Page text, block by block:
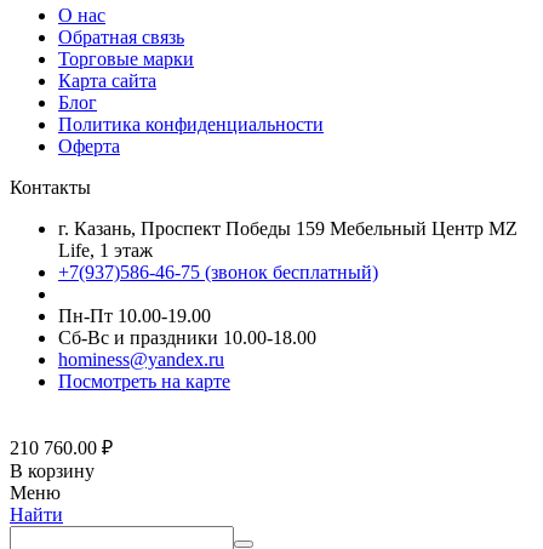
О нас
Обратная связь
Торговые марки
Карта сайта
Блог
Политика конфиденциальности
Оферта
Контакты
г. Казань, Проспект Победы 159 Мебельный Центр MZ
Life, 1 этаж
+7(937)586-46-75 (звонок бесплатный)
Пн-Пт 10.00-19.00
Сб-Вс и праздники 10.00-18.00
hominess@yandex.ru
Посмотреть на карте
210 760.00 ₽
В корзину
Меню
Найти